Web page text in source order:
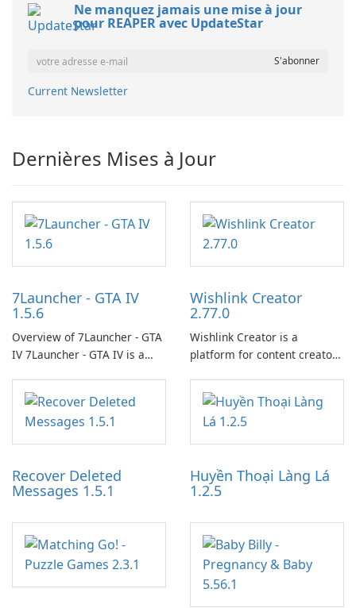
Ne manquez jamais une mise à jour
pour REAPER avec UpdateStar
Current Newsletter
Dernières Mises à Jour
7Launcher - GTA IV
1.5.6
Overview of 7Launcher - GTA
IV 7Launcher - GTA IV is a
application designed to
optimize the gaming
experience for Grand Theft
Auto IV.
Wishlink Creator
2.77.0
Wishlink Creator is a
platform for content creators
work through built-in brand
partnerships and integrated
tools for content distribution
and audience engagement.
Recover Deleted
Messages 1.5.1
Huyền Thoại Làng Lá
1.2.5